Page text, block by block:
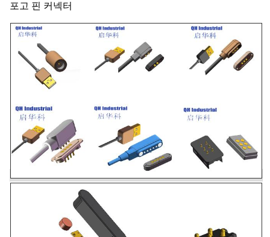
포고 핀 커넥터